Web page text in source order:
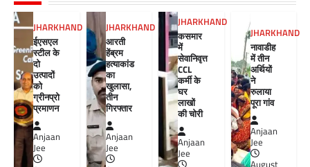
JHARKHAND
ईएसएल
स्टील के
दो
उत्पादों
को
ग्रीनप्रो
प्रमाणन
Anjaan
Jee
JHARKHAND
आरती
हेंब्रम
हत्याकांड
का
खुलासा,
तीन
गिरफ्तार
Anjaan
Jee
JHARKHAND
कसमार
में
सेवानिवृत्त
CCL
कर्मी के
घर
लाखों
की चोरी
Anjaan
Jee
JHARKHAND
नावाडीह
में तीन
अर्थियों
ने
रुलाया
पूरा गांव
Anjaan
Jee